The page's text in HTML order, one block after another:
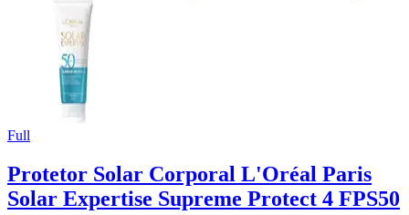
Full
Protetor Solar Corporal L'Oréal Paris
Solar Expertise Supreme Protect 4 FPS50